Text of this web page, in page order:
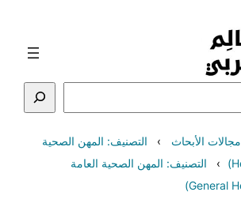
مجالات الأبحاث
التصنيف: المهن الصحية
التصنيف: المهن الصحية العامة